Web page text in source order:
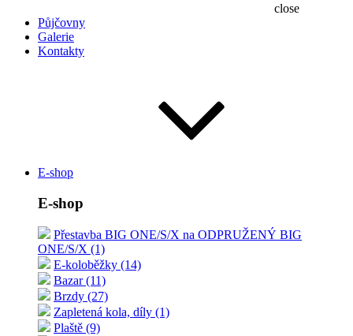
close
Půjčovny
Galerie
Kontakty
E-shop
E-shop
Přestavba BIG ONE/S/X na ODPRUŽENÝ BIG
ONE/S/X (1)
E-koloběžky (14)
Bazar (11)
Brzdy (27)
Zapletená kola, díly (1)
Plaště (9)